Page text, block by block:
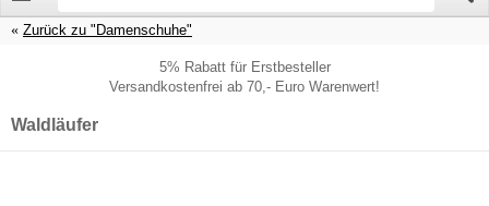
Zurück zu "Damenschuhe"
5% Rabatt für Erstbesteller
Versandkostenfrei ab 70,- Euro Warenwert!
Waldläufer